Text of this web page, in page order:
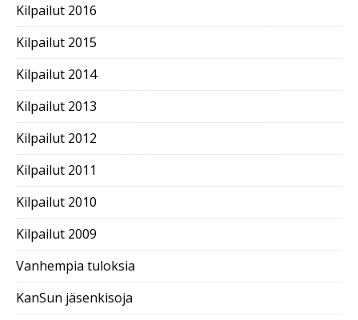
Kilpailut 2016
Kilpailut 2015
Kilpailut 2014
Kilpailut 2013
Kilpailut 2012
Kilpailut 2011
Kilpailut 2010
Kilpailut 2009
Vanhempia tuloksia
KanSun jäsenkisoja